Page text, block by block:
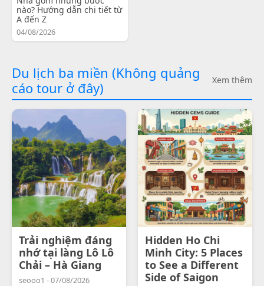
nào? Hướng dẫn chi tiết từ
A đến Z
04/08/2026
Du lịch ba miền (Không quảng
cáo tour ở đây)
Xem thêm
Trải nghiệm đáng
nhớ tại làng Lô Lô
Chải – Hà Giang
seooo1 - 07/08/2026
Hidden Ho Chi
Minh City: 5 Places
to See a Different
Side of Saigon